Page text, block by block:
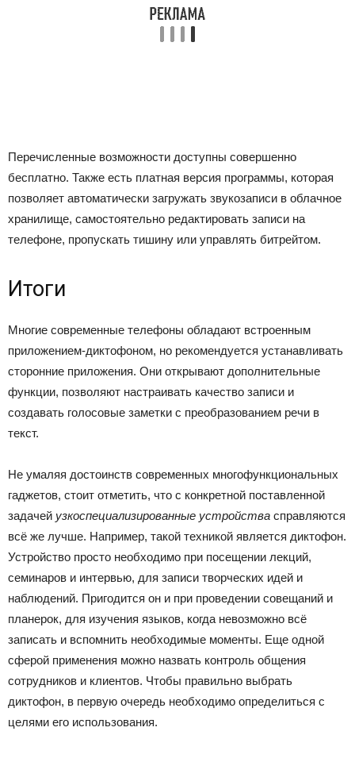
Перечисленные возможности доступны совершенно
бесплатно. Также есть платная версия программы, которая
позволяет автоматически загружать звукозаписи в облачное
хранилище, самостоятельно редактировать записи на
телефоне, пропускать тишину или управлять битрейтом.
Итоги
Многие современные телефоны обладают встроенным
приложением-диктофоном, но рекомендуется устанавливать
сторонние приложения. Они открывают дополнительные
функции, позволяют настраивать качество записи и
создавать голосовые заметки с преобразованием речи в
текст.
Не умаляя достоинств современных многофункциональных
гаджетов, стоит отметить, что с конкретной поставленной
задачей узкоспециализированные устройства справляются
всё же лучше. Например, такой техникой является диктофон.
Устройство просто необходимо при посещении лекций,
семинаров и интервью, для записи творческих идей и
наблюдений. Пригодится он и при проведении совещаний и
планерок, для изучения языков, когда невозможно всё
записать и вспомнить необходимые моменты. Еще одной
сферой применения можно назвать контроль общения
сотрудников и клиентов. Чтобы правильно выбрать
диктофон, в первую очередь необходимо определиться с
целями его использования.